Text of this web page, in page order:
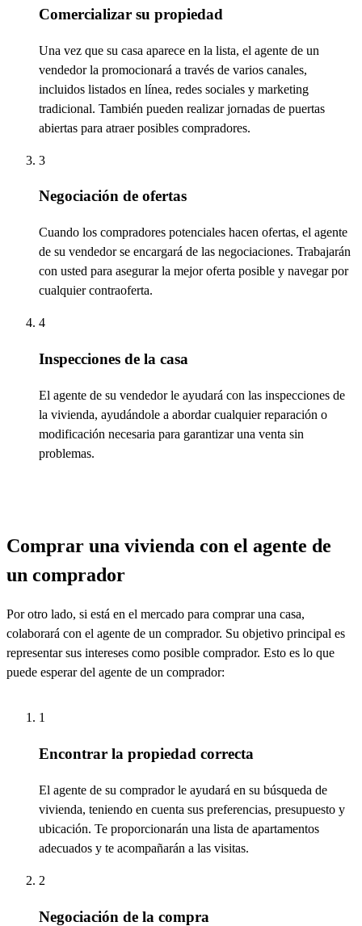
Comercializar su propiedad
Una vez que su casa aparece en la lista, el agente de un
vendedor la promocionará a través de varios canales,
incluidos listados en línea, redes sociales y marketing
tradicional. También pueden realizar jornadas de puertas
abiertas para atraer posibles compradores.
3
Negociación de ofertas
Cuando los compradores potenciales hacen ofertas, el agente
de su vendedor se encargará de las negociaciones. Trabajarán
con usted para asegurar la mejor oferta posible y navegar por
cualquier contraoferta.
4
Inspecciones de la casa
El agente de su vendedor le ayudará con las inspecciones de
la vivienda, ayudándole a abordar cualquier reparación o
modificación necesaria para garantizar una venta sin
problemas.
Comprar una vivienda con el agente de
un comprador
Porotro lado, si está en el mercado para compraruna casa,
colaborará con el agente de un comprador. Su objetivo principal es
representarsus intereses como posible comprador. Esto es lo que
puede esperar del agente de un comprador:
1
Encontrar la propiedad correcta
El agente de su comprador le ayudará en su búsqueda de
vivienda, teniendo en cuenta sus preferencias, presupuesto y
ubicación. Te proporcionarán una lista de apartamentos
adecuados y te acompañarán a las visitas.
2
Negociación de la compra